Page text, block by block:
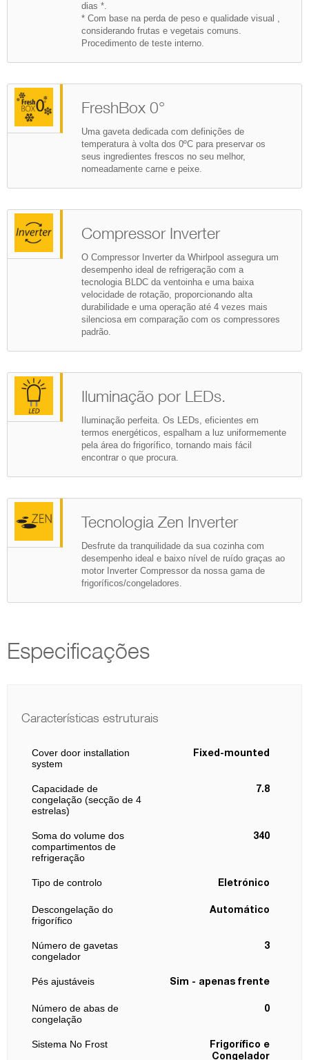
dias *.
* Com base na perda de peso e qualidade visual ,
considerando frutas e vegetais comuns.
Procedimento de teste interno.
FreshBox 0°
Uma gaveta dedicada com definições de
temperatura à volta dos 0ºC para preservar os
seus ingredientes frescos no seu melhor,
nomeadamente carne e peixe.
Compressor Inverter
O Compressor Inverter da Whirlpool assegura um
desempenho ideal de refrigeração com a
tecnologia BLDC da ventoinha e uma baixa
velocidade de rotação, proporcionando alta
durabilidade e uma operação até 4 vezes mais
silenciosa em comparação com os compressores
padrão.
Iluminação por LEDs.
Iluminação perfeita. Os LEDs, eficientes em
termos energéticos, espalham a luz uniformemente
pela área do frigorífico, tornando mais fácil
encontrar o que procura.
Tecnologia Zen Inverter
Desfrute da tranquilidade da sua cozinha com
desempenho ideal e baixo nível de ruído graças ao
motor Inverter Compressor da nossa gama de
frigoríficos/congeladores.
Especificações
Características estruturais
Cover door installation
system
Fixed-mounted
Capacidade de
congelação (secção de 4
estrelas)
7.8
Soma do volume dos
compartimentos de
refrigeração
340
Tipo de controlo Eletrónico
Descongelação do
frigorífico
Automático
Número de gavetas
congelador
3
Pés ajustáveis Sim - apenas frente
Número de abas de
congelação
0
Sistema No Frost
Frigorífico e
Congelador